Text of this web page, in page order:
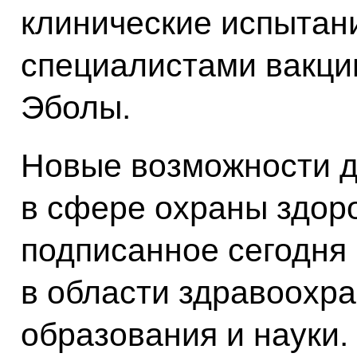
клинические
специалистами
Эболы.
Новые возможности
в сфере охраны
подписанное
в области
образования и науки.